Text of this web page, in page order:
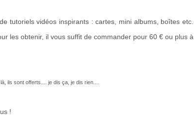
tutoriels vidéos inspirants : cartes, mini albums, boîtes etc.
les obtenir, il vous suffit de commander pour 60 € ou plus à
ils sont offerts.... je dis ça, je dis rien....
!